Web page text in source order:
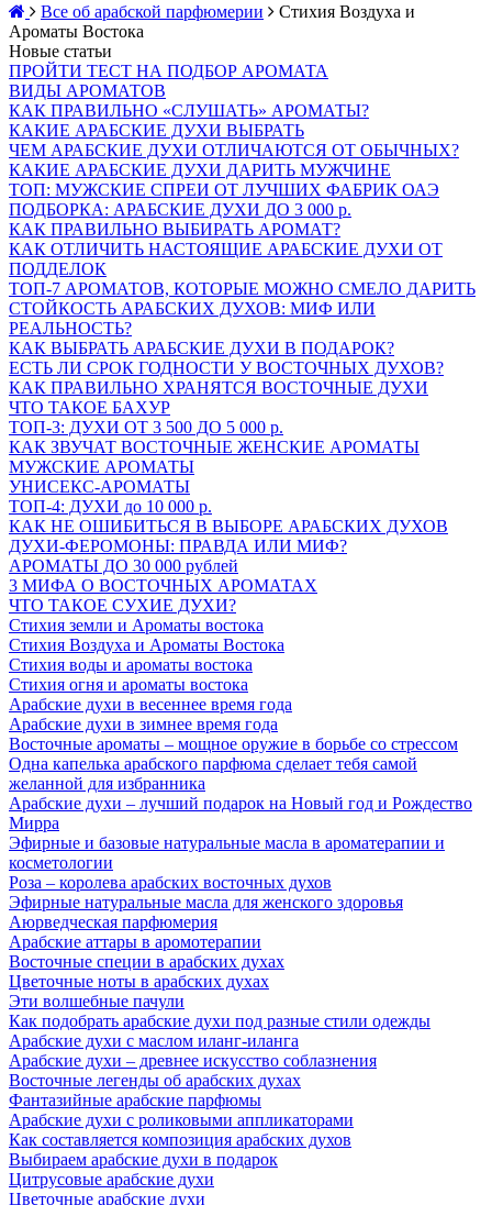
Все об арабской парфюмерии
Стихия Воздуха и
Ароматы Востока
Новые статьи
ПРОЙТИ ТЕСТ НА ПОДБОР АРОМАТА
ВИДЫ АРОМАТОВ
КАК ПРАВИЛЬНО «СЛУШАТЬ» АРОМАТЫ?
КАКИЕ АРАБСКИЕ ДУХИ ВЫБРАТЬ
ЧЕМ АРАБСКИЕ ДУХИ ОТЛИЧАЮТСЯ ОТ ОБЫЧНЫХ?
КАКИЕ АРАБСКИЕ ДУХИ ДАРИТЬ МУЖЧИНЕ
ТОП: МУЖСКИЕ СПРЕИ ОТ ЛУЧШИХ ФАБРИК ОАЭ
ПОДБОРКА: АРАБСКИЕ ДУХИ ДО 3 000 р.
КАК ПРАВИЛЬНО ВЫБИРАТЬ АРОМАТ?
КАК ОТЛИЧИТЬ НАСТОЯЩИЕ АРАБСКИЕ ДУХИ ОТ
ПОДДЕЛОК
ТОП-7 АРОМАТОВ, КОТОРЫЕ МОЖНО СМЕЛО ДАРИТЬ
СТОЙКОСТЬ АРАБСКИХ ДУХОВ: МИФ ИЛИ
РЕАЛЬНОСТЬ?
КАК ВЫБРАТЬ АРАБСКИЕ ДУХИ В ПОДАРОК?
ЕСТЬ ЛИ СРОК ГОДНОСТИ У ВОСТОЧНЫХ ДУХОВ?
КАК ПРАВИЛЬНО ХРАНЯТСЯ ВОСТОЧНЫЕ ДУХИ
ЧТО ТАКОЕ БАХУР
ТОП-3: ДУХИ ОТ 3 500 ДО 5 000 р.
КАК ЗВУЧАТ ВОСТОЧНЫЕ ЖЕНСКИЕ АРОМАТЫ
МУЖСКИЕ АРОМАТЫ
УНИСЕКС-АРОМАТЫ
ТОП-4: ДУХИ до 10 000 р.
КАК НЕ ОШИБИТЬСЯ В ВЫБОРЕ АРАБСКИХ ДУХОВ
ДУХИ-ФЕРОМОНЫ: ПРАВДА ИЛИ МИФ?
АРОМАТЫ ДО 30 000 рублей
3 МИФА О ВОСТОЧНЫХ АРОМАТАХ
ЧТО ТАКОЕ СУХИЕ ДУХИ?
Стихия земли и Ароматы востока
Стихия Воздуха и Ароматы Востока
Стихия воды и ароматы востока
Стихия огня и ароматы востока
Арабские духи в весеннее время года
Арабские духи в зимнее время года
Восточные ароматы – мощное оружие в борьбе со стрессом
Одна капелька арабского парфюма сделает тебя самой
желанной для избранника
Арабские духи – лучший подарок на Новый год и Рождество
Мирра
Эфирные и базовые натуральные масла в ароматерапии и
косметологии
Роза – королева арабских восточных духов
Эфирные натуральные масла для женского здоровья
Аюрведческая парфюмерия
Арабские аттары в аромотерапии
Восточные специи в арабских духах
Цветочные ноты в арабских духах
Эти волшебные пачули
Как подобрать арабские духи под разные стили одежды
Арабские духи с маслом иланг-иланга
Арабские духи – древнее искусство соблазнения
Восточные легенды об арабских духах
Фантазийные арабские парфюмы
Арабские духи с роликовыми аппликаторами
Как составляется композиция арабских духов
Выбираем арабские духи в подарок
Цитрусовые арабские духи
Цветочные арабские духи